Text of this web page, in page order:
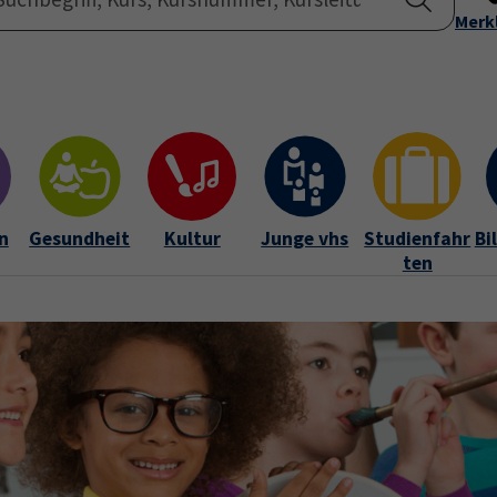
Startseite
Gesundheit Kultur Junge vhs
Studienfahr
ten